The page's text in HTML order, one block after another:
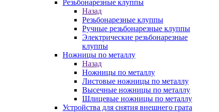
Резьбонарезные клуппы
Назад
Резьбонарезные клуппы
Ручные резьбонарезные клуппы
Электрические резьбонарезные
клуппы
Ножницы по металлу
Назад
Ножницы по металлу
Листовые ножницы по металлу
Высечные ножницы по металлу
Шлицевые ножницы по металлу
Устройства для снятия внешнего грата